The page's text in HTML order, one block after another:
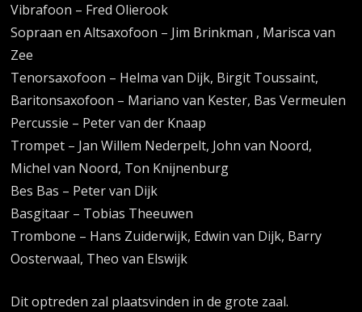
Vibrafoon – Fred Olierook
Sopraan en Altsaxofoon – Jim Brinkman , Marisca van
Zee
Tenorsaxofoon – Helma van Dijk, Birgit Toussaint,
Baritonsaxofoon – Mariano van Kester, Bas Vermeulen
Percussie – Peter van der Knaap
Trompet – Jan Willem Nederpelt, John van Noord,
Michel van Noord, Ton Knijnenburg
Bes Bas – Peter van Dijk
Basgitaar – Tobias Theeuwen
Trombone – Hans Zuiderwijk, Edwin van Dijk, Barry
Oosterwaal, Theo van Elswijk
Dit optreden zal plaatsvinden in de grote zaal.